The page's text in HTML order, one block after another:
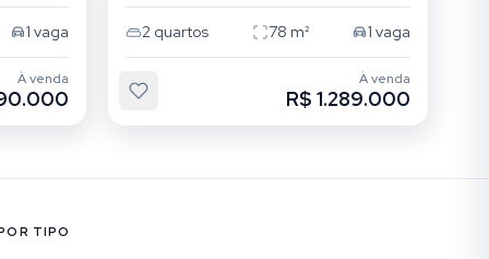
1 vaga
À venda
2 quartos 78 m² 1 vaga
À venda
R$ 1.289.000
TIPO